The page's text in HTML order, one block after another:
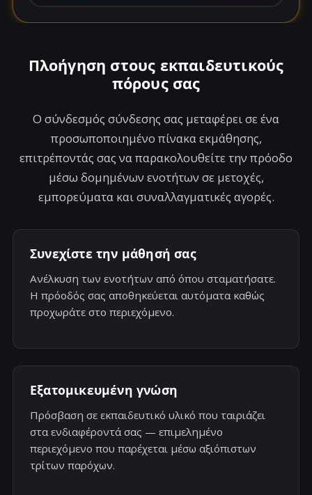
a
t
s
Πλοήγηση στους εκπαιδευτικούς
πόρους σας
Ο σύνδεσμός σύνδεσης σας μεταφέρει σε ένα
προσωποποιημένο πίνακα εκμάθησης,
επιτρέποντάς σας να παρακολουθείτε την πρόοδο
μέσω δομημένων ενοτήτων σε μετοχές,
εμπορεύματα και συναλλαγματικές αγορές.
Συνεχίστε την μάθησή σας
Ανέλκυση των ενοτήτων από όπου σταματήσατε.
Η πρόοδός σας αποθηκεύεται αυτόματα καθώς
προχωράτε στο περιεχόμενο.
Εξατομικευμένη γνώση
Πρόσβαση σε εκπαιδευτικό υλικό που ταιριάζει
στα ενδιαφέροντά σας — επιμελημένο
περιεχόμενο που παρέχεται μέσω αξιόπιστων
τρίτων παρόχων.